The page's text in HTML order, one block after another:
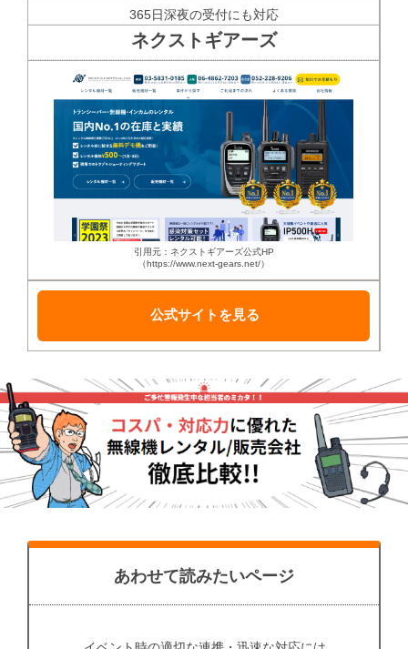
365日深夜の受付にも対応
ネクストギアーズ
引用元：ネクストギアーズ公式HP
（https://www.next-gears.net/）
公式サイトを見る
あわせて読みたいページ